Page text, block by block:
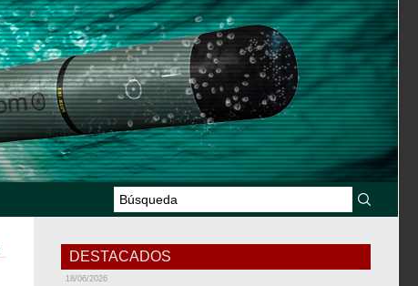
DESTACADOS
18/06/2026